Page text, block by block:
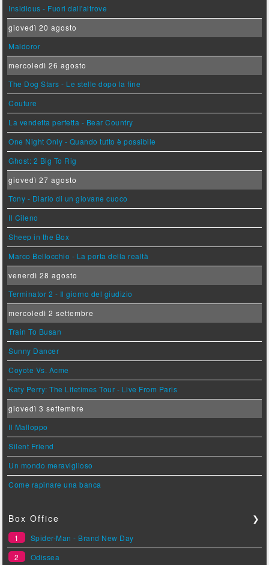
Insidious - Fuori dall'altrove
giovedì 20 agosto
Maldoror
mercoledì 26 agosto
The Dog Stars - Le stelle dopo la fine
Couture
La vendetta perfetta - Bear Country
One Night Only - Quando tutto è possibile
Ghost: 2 Big To Rig
giovedì 27 agosto
Tony - Diario di un giovane cuoco
Il Cileno
Sheep in the Box
Marco Bellocchio - La porta della realtà
venerdì 28 agosto
Terminator 2 - Il giorno del giudizio
mercoledì 2 settembre
Train To Busan
Sunny Dancer
Coyote Vs. Acme
Katy Perry: The Lifetimes Tour - Live From Paris
giovedì 3 settembre
Il Malloppo
Silent Friend
Un mondo meraviglioso
Come rapinare una banca
Box Office ❯
1
Spider-Man - Brand New Day
2
Odissea